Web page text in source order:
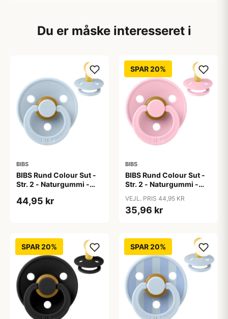
Du er måske interesseret i
BIBS
BIBS Rund Colour Sut -
Str. 2 - Naturgummi -
44,95 kr
SPAR 20%
BIBS
BIBS Rund Colour Sut -
Str. 2 - Naturgummi -
VEJL. PRIS 44,95 KR
35,96 kr
SPAR 20% SPAR 20%